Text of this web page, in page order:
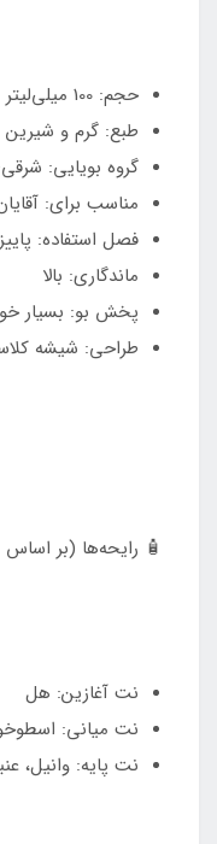
حجم: 100 میلی‌لیتر
طبع: گرم و شیرین
گروه بویایی:
مناسب برای:
فصل استفاده:
ماندگاری: بالا
پخش بو: بسیار
طراحی: شیشه
🧴 رایحه‌ها (بر
نت آغازین: هل
نت میانی:
نت پایه: وانیل،